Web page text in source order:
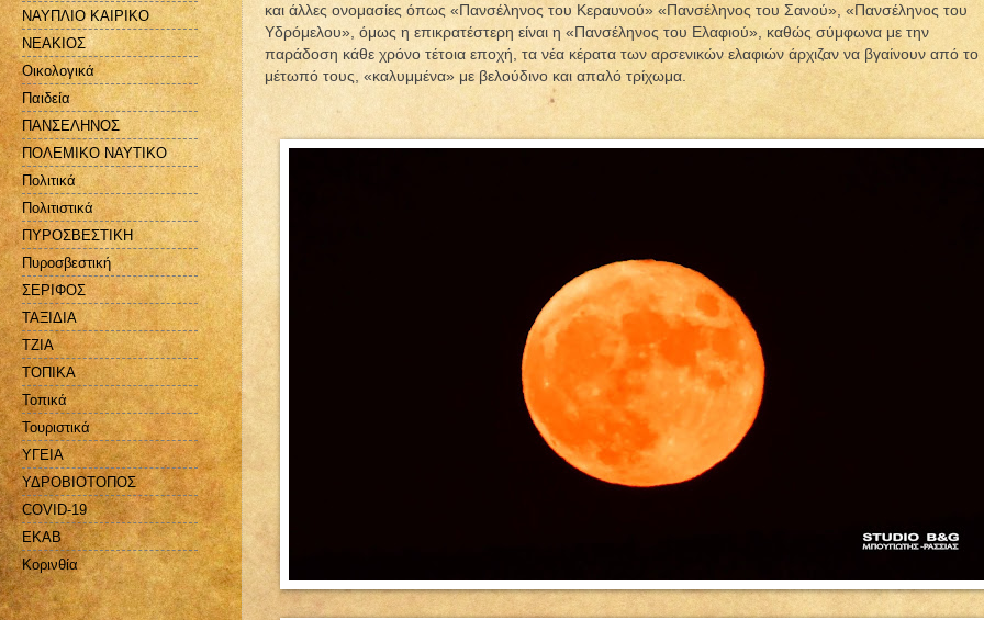
και άλλες ονομασίες όπως «Πανσέληνος του Κεραυνού» «Πανσέληνος του Σανού», «Πανσέληνος του
Υδρόμελου», όμως η επικρατέστερη είναι η «Πανσέληνος του Ελαφιού», καθώς σύμφωνα με την
παράδοση κάθε χρόνο τέτοια εποχή, τα νέα κέρατα των αρσενικών ελαφιών άρχιζαν να βγαίνουν από το
μέτωπό τους, «καλυμμένα» με βελούδινo και απαλό τρίχωμα.
ΝΑΥΠΛΙΟ ΚΑΙΡΙΚΟ
ΝΕΑΚΙΟΣ
Οικολογικά
Παιδεία
ΠΑΝΣΕΛΗΝΟΣ
ΠΟΛΕΜΙΚΟ ΝΑΥΤΙΚΟ
Πολιτικά
Πολιτιστικά
ΠΥΡΟΣΒΕΣΤΙΚΗ
Πυροσβεστική
ΣΕΡΙΦΟΣ
ΤΑΞΙΔΙΑ
ΤΖΙΑ
ΤΟΠΙΚΑ
Τοπικά
Τουριστικά
ΥΓΕΙΑ
ΥΔΡΟΒΙΟΤΟΠΟΣ
COVID-19
EKAB
Kορινθία